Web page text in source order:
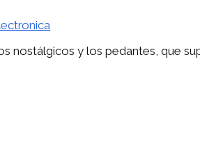
nostálgicos y los pedantes, que